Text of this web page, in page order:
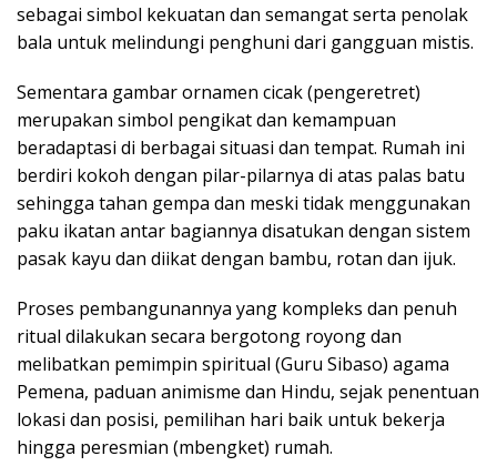
sebagai simbol kekuatan dan semangat serta penolak
bala untuk melindungi penghuni dari gangguan mistis.
Sementara gambar ornamen cicak (pengeretret)
merupakan simbol pengikat dan kemampuan
beradaptasi di berbagai situasi dan tempat. Rumah ini
berdiri kokoh dengan pilar-pilarnya di atas palas batu
sehingga tahan gempa dan meski tidak menggunakan
paku ikatan antar bagiannya disatukan dengan sistem
pasak kayu dan diikat dengan bambu, rotan dan ijuk.
Proses pembangunannya yang kompleks dan penuh
ritual dilakukan secara bergotong royong dan
melibatkan pemimpin spiritual (Guru Sibaso) agama
Pemena, paduan animisme dan Hindu, sejak penentuan
lokasi dan posisi, pemilihan hari baik untuk bekerja
hingga peresmian (mbengket) rumah.